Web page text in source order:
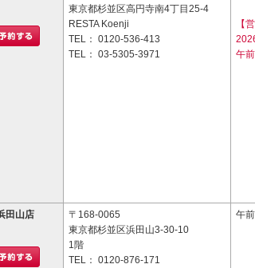
東京都杉並区高円寺南4丁目25-4
RESTA Koenji
TEL： 0120-536-413
TEL： 03-5305-3971
【
午
田山店
〒168-0065
東京都杉並区浜田山3-30-10
1階
TEL： 0120-876-171
午